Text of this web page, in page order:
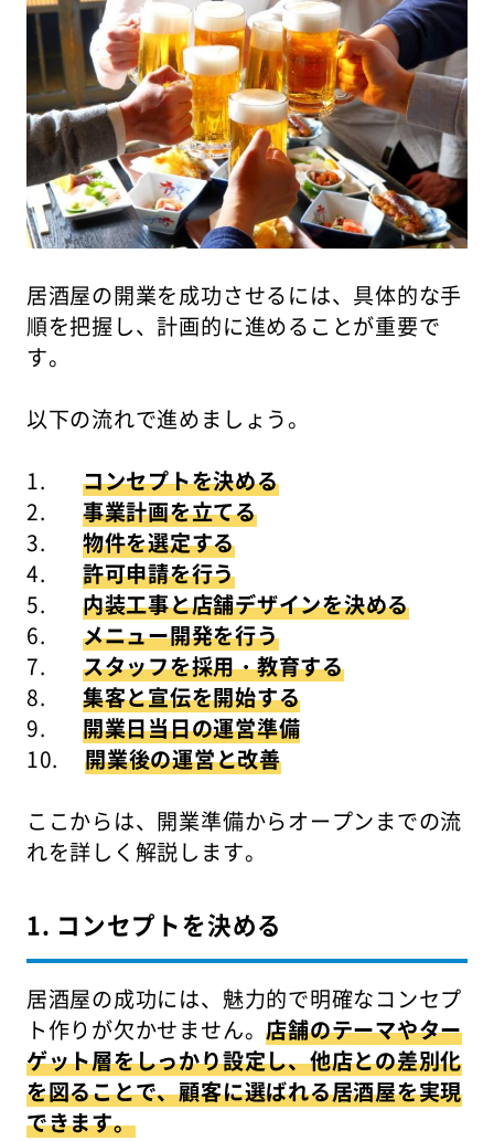
居酒屋の開業を成功させるには、具体的な手
順を把握し、計画的に進めることが重要で
す。
以下の流れで進めましょう。
1. コンセプトを決める
2. 事業計画を立てる
3. 物件を選定する
4. 許可申請を行う
5. 内装工事と店舗デザインを決める
6. メニュー開発を行う
7. スタッフを採用・教育する
8. 集客と宣伝を開始する
9. 開業日当日の運営準備
10.開業後の運営と改善
ここからは、開業準備からオープンまでの流
れを詳しく解説します。
1. コンセプトを決める
居酒屋の成功には、魅力的で明確なコンセプ
ト作りが欠かせません。店舗のテーマやター
ゲット層をしっかり設定し、他店との差別化
を図ることで、顧客に選ばれる居酒屋を実現
できます。